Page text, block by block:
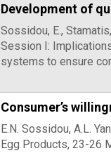
Development of
Sossidou, E.,
Session I:
systems to ensure
Consumer’s
E.N. Sossidou, A.L.
Egg Products, 23-26